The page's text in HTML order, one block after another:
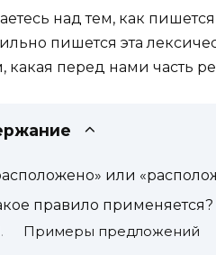
над тем, как
пишется эта
какая перед нами часть
или
правило применяется?
Примеры предложений